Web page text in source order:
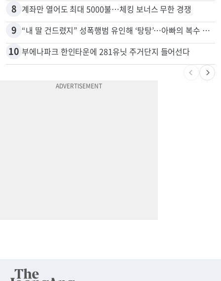
8 계좌만 열어도 최대 5000불…체킹 보너스 무한 경쟁
9 “내 딸 건드렸지” 성폭행범 유인해 ‘탕탕’…아빠의 복수 결말
10 부에나파크 한인타운에 281유닛 주거단지 들어선다